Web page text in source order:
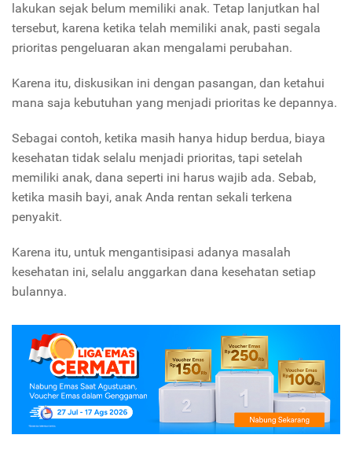
lakukan sejak belum memiliki anak. Tetap lanjutkan hal
tersebut, karena ketika telah memiliki anak, pasti segala
prioritas pengeluaran akan mengalami perubahan.
Karena itu, diskusikan ini dengan pasangan, dan ketahui
mana saja kebutuhan yang menjadi prioritas ke depannya.
Sebagai contoh, ketika masih hanya hidup berdua, biaya
kesehatan tidak selalu menjadi prioritas, tapi setelah
memiliki anak, dana seperti ini harus wajib ada. Sebab,
ketika masih bayi, anak Anda rentan sekali terkena
penyakit.
Karena itu, untuk mengantisipasi adanya masalah
kesehatan ini, selalu anggarkan dana kesehatan setiap
bulannya.